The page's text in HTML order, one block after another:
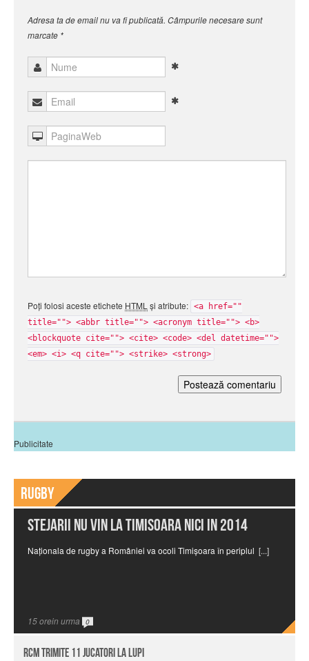
Adresa ta de email nu va fi publicată. Câmpurile necesare sunt
marcate *
Poți folosi aceste etichete HTML și atribute: <a href=""
title=""> <abbr title=""> <acronym title=""> <b>
<blockquote cite=""> <cite> <code> <del datetime="">
<em> <i> <q cite=""> <strike> <strong>
Publicitate
Rugby
Stejarii nu vin la Timisoara nici in 2014
Naționala de rugby a României va ocoli Timișoara în periplul [...]
15orein urma 0
RCM trimite 11 jucatori la Lupi